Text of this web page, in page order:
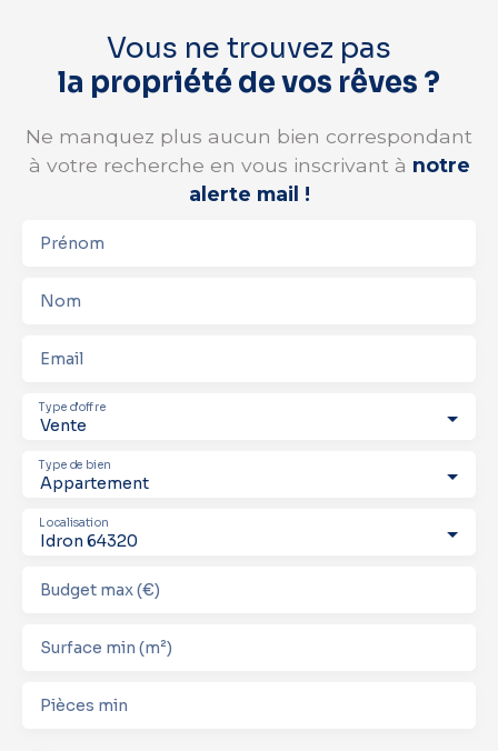
Vous ne trouvez pas
la propriété de vos rêves ?
Ne manquez plus aucun bien correspondant
à votre recherche en vous inscrivant à notre
alerte mail !
Prénom
Nom
Email
Vente
Type d'offre
Appartement
Type de bien
Idron 64320
Localisation
Budget max (€)
Surface min (m²)
Pièces min